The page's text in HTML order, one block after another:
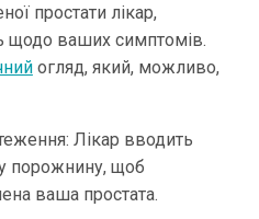
простати лікар,
щодо ваших симптомів.
огляд, який, можливо,
Лікар вводить
порожнину, щоб
ваша простата.